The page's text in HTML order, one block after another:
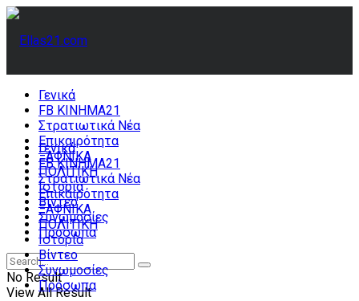
Γενικά
FB ΚΙΝΗΜΑ21
Στρατιωτικά Νέα
Επικαιρότητα
ΞΑΦΝΙΚΑ
ΠΟΛΙΤΙΚΗ
Ιστορία
Βίντεο
Συνωμοσίες
Πρόσωπα
No Result
View All Result
Γενικά
FB ΚΙΝΗΜΑ21
Στρατιωτικά Νέα
Επικαιρότητα
ΞΑΦΝΙΚΑ
ΠΟΛΙΤΙΚΗ
Ιστορία
Βίντεο
Συνωμοσίες
Πρόσωπα